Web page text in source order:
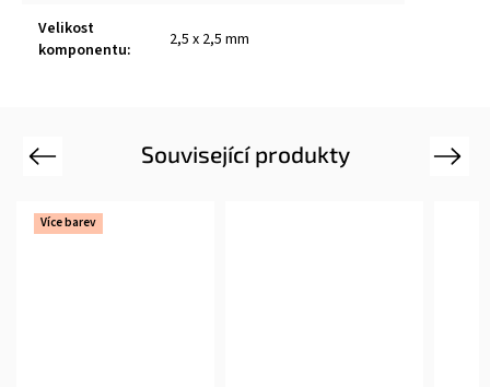
Velikost
komponentu: 2,5 x 2,5 mm
Související produkty
Previous
Více barev
Next